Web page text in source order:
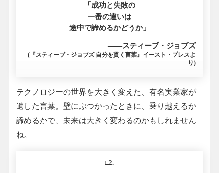
「成功と失敗の
一番の違いは
途中で諦めるかどうか」
――スティーブ・ジョブズ
(『スティーブ・ジョブズ 自分を貫く言葉』イースト・プレスよ
り)
テクノロジーの世界を大きく変えた、有名実業家が
遺した言葉。壁にぶつかったときに、乗り越えるか
諦めるかで、未来は大きく変わるのかもしれません
ね。
□2.